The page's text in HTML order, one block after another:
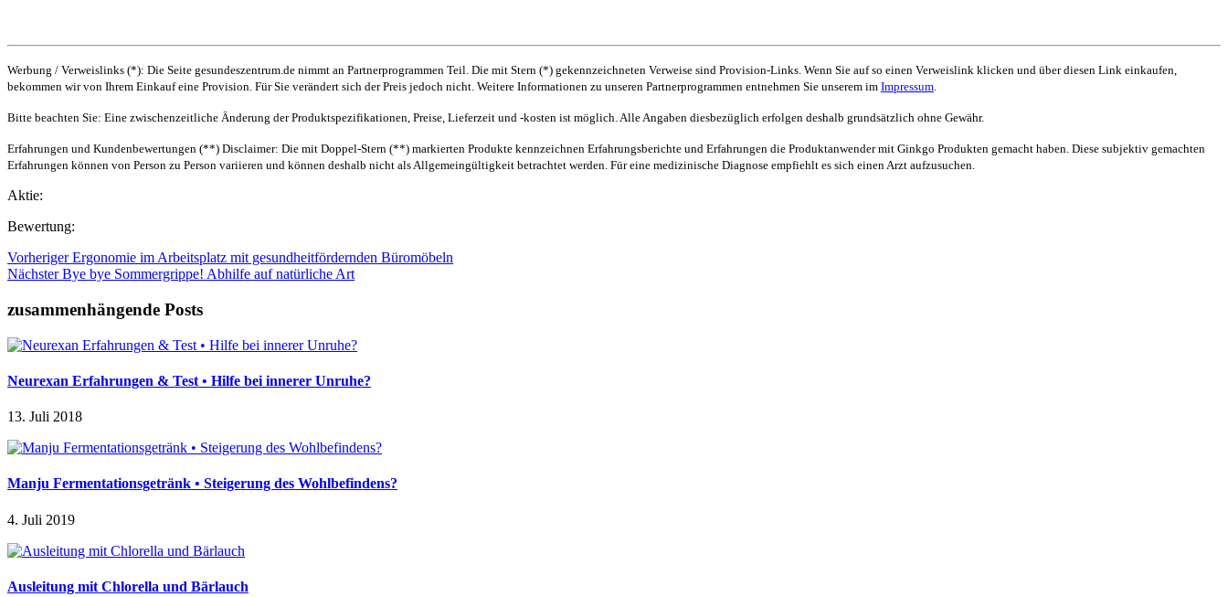
Werbung / Verweislinks (*): Die Seite gesundeszentrum.de nimmt an Partnerprogrammen Teil. Die mit Stern (*) gekennzeichneten Verweise sind Provision-Links. Wenn Sie auf so einen Verweislink klicken und über diesen Link einkaufen,
bekommen wir von Ihrem Einkauf eine Provision. Für Sie verändert sich der Preis jedoch nicht. Weitere Informationen zu unseren Partnerprogrammen entnehmen Sie unserem im Impressum.
Bitte beachten Sie: Eine zwischenzeitliche Änderung der Produktspezifikationen, Preise, Lieferzeit und -kosten ist möglich. Alle Angaben diesbezüglich erfolgen deshalb grundsätzlich ohne Gewähr.
Erfahrungen und Kundenbewertungen (**) Disclaimer: Die mit Doppel-Stern (**) markierten Produkte kennzeichnen Erfahrungsberichte und Erfahrungen die Produktanwender mit Ginkgo Produkten gemacht haben. Diese subjektiv gemachten
Erfahrungen können von Person zu Person variieren und können deshalb nicht als Allgemeingültigkeit betrachtet werden. Für eine medizinische Diagnose empfiehlt es sich einen Arzt aufzusuchen.
Aktie:
Bewertung:
Vorheriger Ergonomie im Arbeitsplatz mit gesundheitfördernden Büromöbeln
Nächster Bye bye Sommergrippe! Abhilfe auf natürliche Art
zusammenhängende Posts
Neurexan Erfahrungen & Test • Hilfe bei innerer Unruhe?
13. Juli 2018
Manju Fermentationsgetränk • Steigerung des Wohlbefindens?
4. Juli 2019
Ausleitung mit Chlorella und Bärlauch